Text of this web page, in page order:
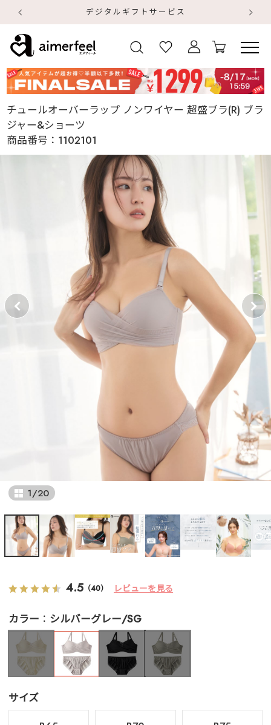
デジタルギフトサービス
チュールオーバーラップ ノンワイヤー 超盛ブラ(R) ブラ
ジャー&ショーツ
商品番号： 1102101
1/20
4.5 （40） レビューを見る
カラー シルバーグレー/SG
サイズ